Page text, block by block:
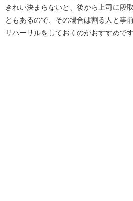
きれい決まらないと、後から上司に段
ともあるので、その場合は割る人と事
リハーサルをしておくのがおすすめです